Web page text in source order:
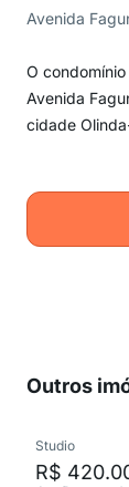
Avenida
O
Avenida
cidade
Outros
Studio
R$